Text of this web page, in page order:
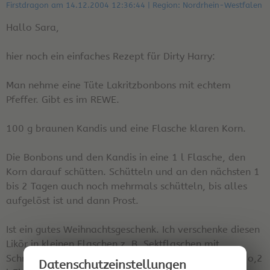
Datenschutz­einstellungen
Firstdragon am 14.12.2004 12:36:44 | Region: Nordrhein-Westfalen
Hallo Sara,
hier noch ein einfaches Rezept für Dirty Harry:
Man nehme eine Tüte Lakritzbonbons mit echtem
Pfeffer. Gibt es im REWE.
100 g braunen Kandis und eine Flasche klaren Korn.
Die Bonbons und den Kandis in eine 1 l Flasche, den
Korn darauf schütten. Schütteln und an den nächsten 1
bis 2 Tagen auch noch mehrmals schütteln, bis alles
aufgelöst ist und dann Prost.
Ist ein gutes Weihnachtsgeschenk. Ich verschenke diesen
Likör in kleinen Flaschen z. B. Sektflaschen mit
Schraubverschluß, oder von Verpoorten gibt es jetzt o,2